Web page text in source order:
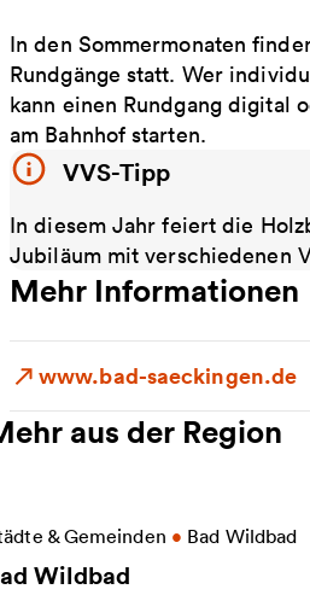
In den Sommermonaten
Rundgänge statt. Wer
kann einen Rundgang digital
am Bahnhof starten.
VVS-Tipp
In diesem Jahr feiert die
Jubiläum mit verschiedenen
Mehr Informationen
www.bad-saeckingen.de
aus der Region
& Gemeinden • Bad Wildbad
Wildbad
Informationen zu Bad